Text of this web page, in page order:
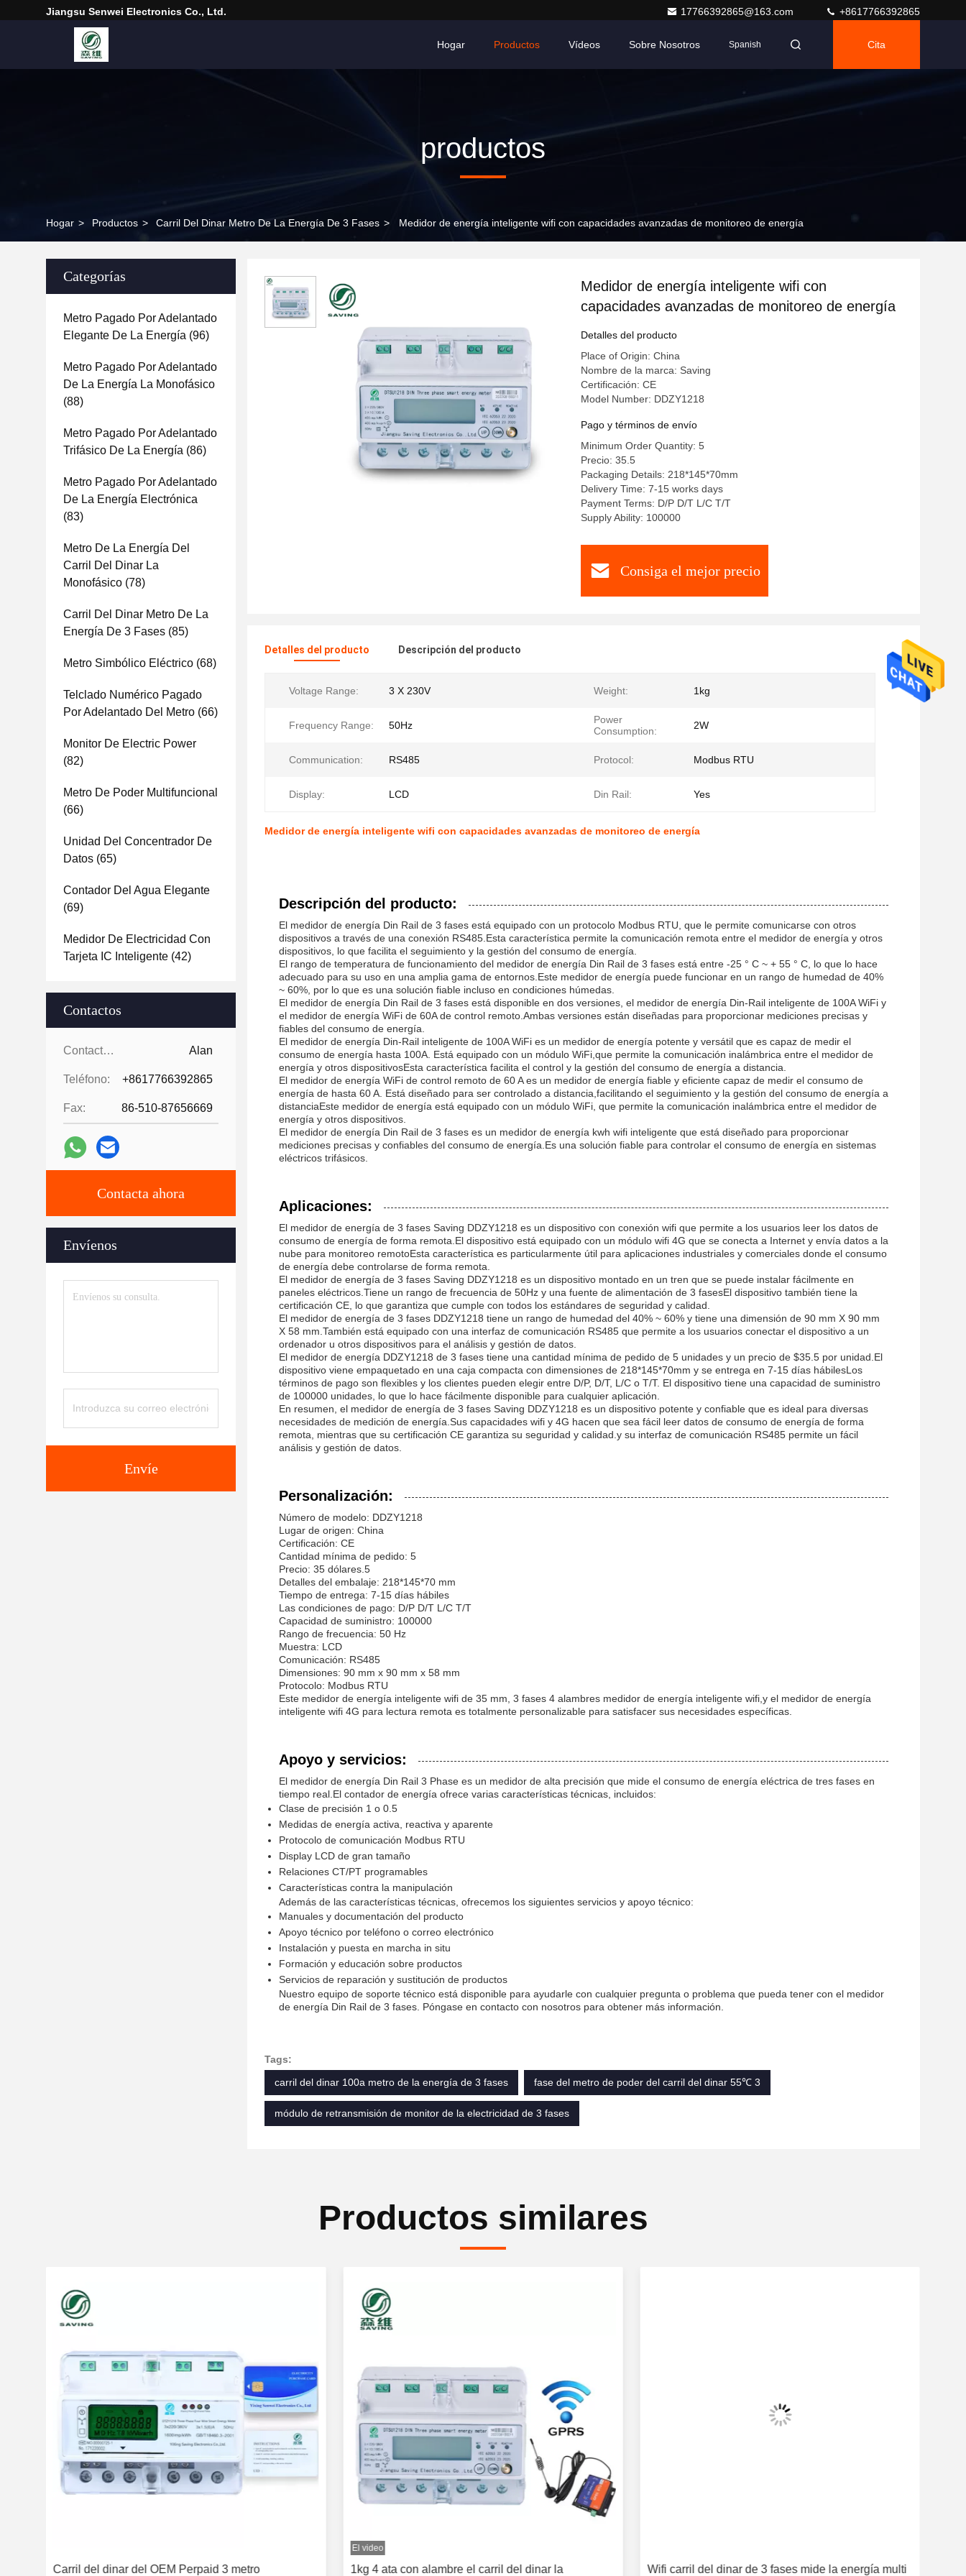
Jiangsu Senwei Electronics Co., Ltd. 17766392865@163.com +8617766392865
Hogar Productos Vídeos Sobre Nosotros Spanish Cita
productos
Hogar > Productos > Carril Del Dinar Metro De La Energía De 3 Fases > Medidor de energía inteligente wifi con capacidades avanzadas de monitoreo de energía
Categorías
Metro Pagado Por Adelantado
Elegante De La Energía (96)
Metro Pagado Por Adelantado
De La Energía La Monofásico
(88)
Metro Pagado Por Adelantado
Trifásico De La Energía (86)
Metro Pagado Por Adelantado
De La Energía Electrónica
(83)
Metro De La Energía Del
Carril Del Dinar La
Monofásico (78)
Carril Del Dinar Metro De La
Energía De 3 Fases (85)
Metro Simbólico Eléctrico (68)
Telclado Numérico Pagado
Por Adelantado Del Metro (66)
Monitor De Electric Power
(82)
Metro De Poder Multifuncional
(66)
Unidad Del Concentrador De
Datos (65)
Contador Del Agua Elegante
(69)
Medidor De Electricidad Con
Tarjeta IC Inteligente (42)
Contactos
Contactos: Alan
Teléfono: +8617766392865
Fax: 86-510-87656669
Contacta ahora
Envíenos
Envíe
Medidor de energía inteligente wifi con
capacidades avanzadas de monitoreo de energía
Detalles del producto
Place of Origin: China
Nombre de la marca: Saving
Certificación: CE
Model Number: DDZY1218
Pago y términos de envío
Minimum Order Quantity: 5
Precio: 35.5
Packaging Details: 218*145*70mm
Delivery Time: 7-15 works days
Payment Terms: D/P D/T L/C T/T
Supply Ability: 100000
Consiga el mejor precio
Detalles del producto Descripción del producto
Voltage Range: 3 X 230V Weight: 1kg
Frequency Range: 50Hz
Power
Consumption:
2W
Communication: RS485 Protocol: Modbus RTU
Display: LCD Din Rail: Yes
Medidor de energía inteligente wifi con capacidades avanzadas de monitoreo de energía
Descripción del producto:
El medidor de energía Din Rail de 3 fases está equipado con un protocolo Modbus RTU, que le permite comunicarse con otros
dispositivos a través de una conexión RS485.Esta característica permite la comunicación remota entre el medidor de energía y otros
dispositivos, lo que facilita el seguimiento y la gestión del consumo de energía.
El rango de temperatura de funcionamiento del medidor de energía Din Rail de 3 fases está entre -25 ° C ~ + 55 ° C, lo que lo hace
adecuado para su uso en una amplia gama de entornos.Este medidor de energía puede funcionar en un rango de humedad de 40%
~ 60%, por lo que es una solución fiable incluso en condiciones húmedas.
El medidor de energía Din Rail de 3 fases está disponible en dos versiones, el medidor de energía Din-Rail inteligente de 100A WiFi y
el medidor de energía WiFi de 60A de control remoto.Ambas versiones están diseñadas para proporcionar mediciones precisas y
fiables del consumo de energía.
El medidor de energía Din-Rail inteligente de 100A WiFi es un medidor de energía potente y versátil que es capaz de medir el
consumo de energía hasta 100A. Está equipado con un módulo WiFi,que permite la comunicación inalámbrica entre el medidor de
energía y otros dispositivosEsta característica facilita el control y la gestión del consumo de energía a distancia.
El medidor de energía WiFi de control remoto de 60 A es un medidor de energía fiable y eficiente capaz de medir el consumo de
energía de hasta 60 A. Está diseñado para ser controlado a distancia,facilitando el seguimiento y la gestión del consumo de energía a
distanciaEste medidor de energía está equipado con un módulo WiFi, que permite la comunicación inalámbrica entre el medidor de
energía y otros dispositivos.
El medidor de energía Din Rail de 3 fases es un medidor de energía kwh wifi inteligente que está diseñado para proporcionar
mediciones precisas y confiables del consumo de energía.Es una solución fiable para controlar el consumo de energía en sistemas
eléctricos trifásicos.
Aplicaciones:
El medidor de energía de 3 fases Saving DDZY1218 es un dispositivo con conexión wifi que permite a los usuarios leer los datos de
consumo de energía de forma remota.El dispositivo está equipado con un módulo wifi 4G que se conecta a Internet y envía datos a la
nube para monitoreo remotoEsta característica es particularmente útil para aplicaciones industriales y comerciales donde el consumo
de energía debe controlarse de forma remota.
El medidor de energía de 3 fases Saving DDZY1218 es un dispositivo montado en un tren que se puede instalar fácilmente en
paneles eléctricos.Tiene un rango de frecuencia de 50Hz y una fuente de alimentación de 3 fasesEl dispositivo también tiene la
certificación CE, lo que garantiza que cumple con todos los estándares de seguridad y calidad.
El medidor de energía de 3 fases DDZY1218 tiene un rango de humedad del 40% ~ 60% y tiene una dimensión de 90 mm X 90 mm
X 58 mm.También está equipado con una interfaz de comunicación RS485 que permite a los usuarios conectar el dispositivo a un
ordenador u otros dispositivos para el análisis y gestión de datos.
El medidor de energía DDZY1218 de 3 fases tiene una cantidad mínima de pedido de 5 unidades y un precio de $35.5 por unidad.El
dispositivo viene empaquetado en una caja compacta con dimensiones de 218*145*70mm y se entrega en 7-15 días hábilesLos
términos de pago son flexibles y los clientes pueden elegir entre D/P, D/T, L/C o T/T. El dispositivo tiene una capacidad de suministro
de 100000 unidades, lo que lo hace fácilmente disponible para cualquier aplicación.
En resumen, el medidor de energía de 3 fases Saving DDZY1218 es un dispositivo potente y confiable que es ideal para diversas
necesidades de medición de energía.Sus capacidades wifi y 4G hacen que sea fácil leer datos de consumo de energía de forma
remota, mientras que su certificación CE garantiza su seguridad y calidad.y su interfaz de comunicación RS485 permite un fácil
análisis y gestión de datos.
Personalización:
Número de modelo: DDZY1218
Lugar de origen: China
Certificación: CE
Cantidad mínima de pedido: 5
Precio: 35 dólares.5
Detalles del embalaje: 218*145*70 mm
Tiempo de entrega: 7-15 días hábiles
Las condiciones de pago: D/P D/T L/C T/T
Capacidad de suministro: 100000
Rango de frecuencia: 50 Hz
Muestra: LCD
Comunicación: RS485
Dimensiones: 90 mm x 90 mm x 58 mm
Protocolo: Modbus RTU
Este medidor de energía inteligente wifi de 35 mm, 3 fases 4 alambres medidor de energía inteligente wifi,y el medidor de energía
inteligente wifi 4G para lectura remota es totalmente personalizable para satisfacer sus necesidades específicas.
Apoyo y servicios:
El medidor de energía Din Rail 3 Phase es un medidor de alta precisión que mide el consumo de energía eléctrica de tres fases en
tiempo real.El contador de energía ofrece varias características técnicas, incluidos:
Clase de precisión 1 o 0.5
Medidas de energía activa, reactiva y aparente
Protocolo de comunicación Modbus RTU
Display LCD de gran tamaño
Relaciones CT/PT programables
Características contra la manipulación
Además de las características técnicas, ofrecemos los siguientes servicios y apoyo técnico:
Manuales y documentación del producto
Apoyo técnico por teléfono o correo electrónico
Instalación y puesta en marcha in situ
Formación y educación sobre productos
Servicios de reparación y sustitución de productos
Nuestro equipo de soporte técnico está disponible para ayudarle con cualquier pregunta o problema que pueda tener con el medidor
de energía Din Rail de 3 fases. Póngase en contacto con nosotros para obtener más información.
Tags:
carril del dinar 100a metro de la energía de 3 fases
fase del metro de poder del carril del dinar 55℃ 3
módulo de retransmisión de monitor de la electricidad de 3 fases
Productos similares
Carril del dinar del OEM Perpaid 3 metro
El video
1kg 4 ata con alambre el carril del dinar la Wifi carril del dinar de 3 fases mide la energía multi